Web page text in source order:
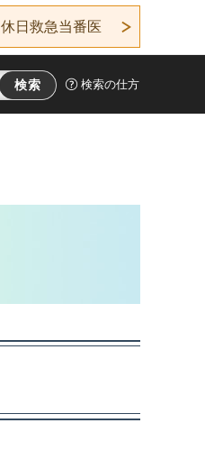
休日救急当番医
検索の仕方